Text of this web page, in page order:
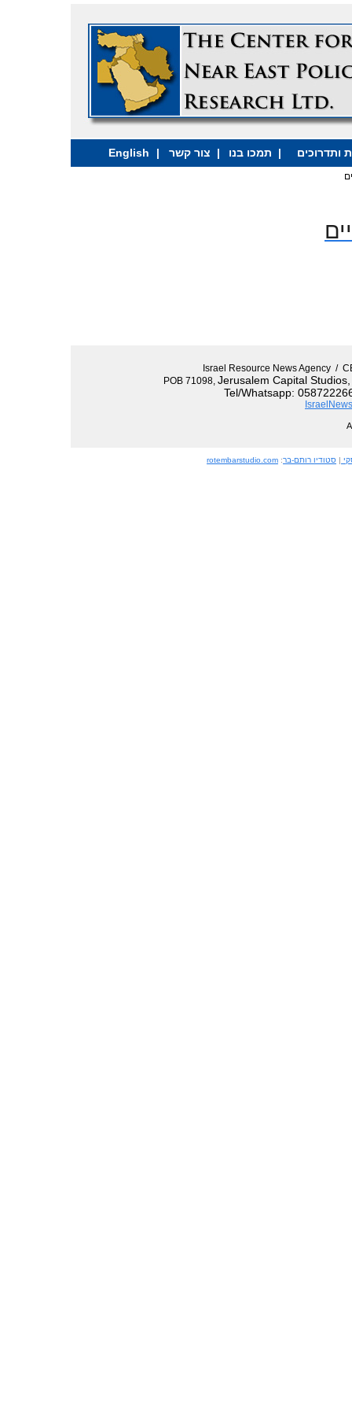
ותדרוכים | תמכו בנו | צור קשר |
English
Israel Resource News Agency /
POB 71098, Jerusalem Capital
Tel/Whatsapp:
| סטודיו רותם-בר:
rotembarstudio.com